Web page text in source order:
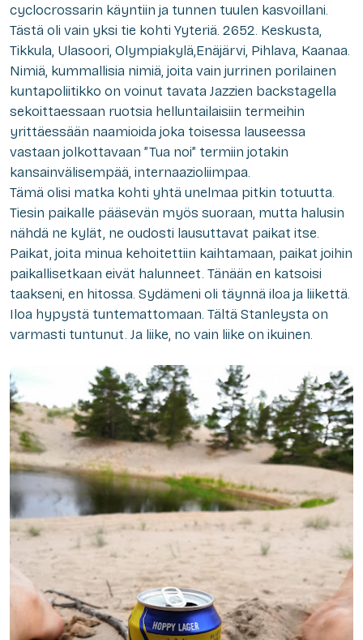
cyclocrossarin käyntiin ja tunnen tuulen kasvoillani.
Tästä oli vain yksi tie kohti Yyteriä. 2652. Keskusta,
Tikkula, Ulasoori, Olympiakylä,Enäjärvi, Pihlava, Kaanaa.
Nimiä, kummallisia nimiä, joita vain jurrinen porilainen
kuntapoliitikko on voinut tavata Jazzien backstagella
sekoittaessaan ruotsia helluntailaisiin termeihin
yrittäessään naamioida joka toisessa lauseessa
vastaan jolkottavaan ”Tua noi” termiin jotakin
kansainvälisempää, internaazioliimpaa.
Tämä olisi matka kohti yhtä unelmaa pitkin totuutta.
Tiesin paikalle pääsevän myös suoraan, mutta halusin
nähdä ne kylät, ne oudosti lausuttavat paikat itse.
Paikat, joita minua kehoitettiin kaihtamaan, paikat joihin
paikallisetkaan eivät halunneet. Tänään en katsoisi
taakseni, en hitossa. Sydämeni oli täynnä iloa ja liikettä.
Iloa hypystä tuntemattomaan. Tältä Stanleysta on
varmasti tuntunut. Ja liike, no vain liike on ikuinen.